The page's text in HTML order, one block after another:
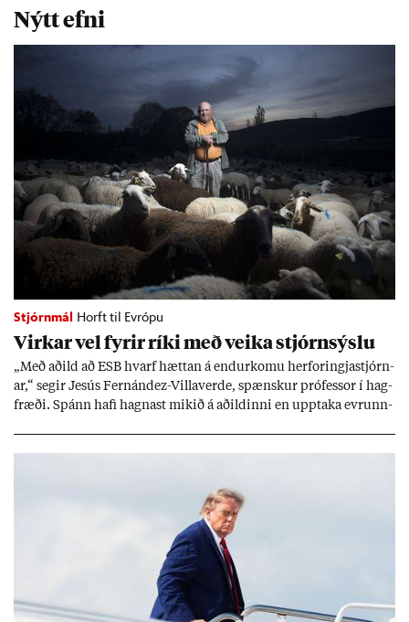
Nýtt efni
Stjórnmál Horft til Evrópu
Virk­ar vel fyr­ir ríki með veika stjórn­sýslu
„Með að­ild að ESB hvarf hætt­an á end­ur­komu her­for­ingja­stjórn­
ar,“ seg­ir Jesús Fer­nández-Villa­ver­de, spænsk­ur pró­fess­or í hag­
fræði. Spánn hafi hagn­ast mik­ið á að­ild­inni en upp­taka evr­unn­